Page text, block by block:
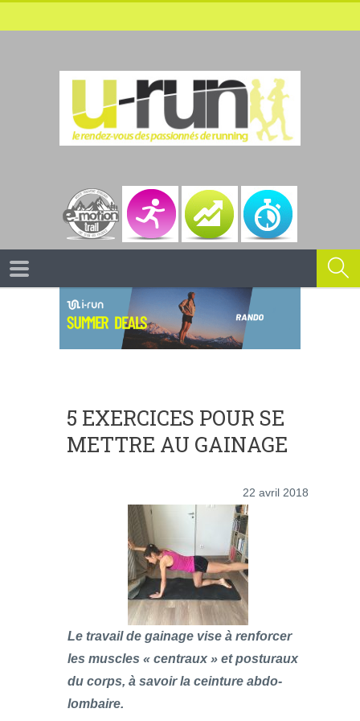
5 EXERCICES POUR SE
METTRE AU GAINAGE
22 avril 2018
Le travail de gainage vise à renforcer
les muscles « centraux » et posturaux
du corps, à savoir la ceinture abdo-
lombaire.